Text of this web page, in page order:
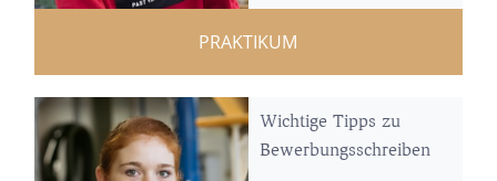
PRAKTIKUM
Wichtige Tipps zu
Bewerbungsschreiben